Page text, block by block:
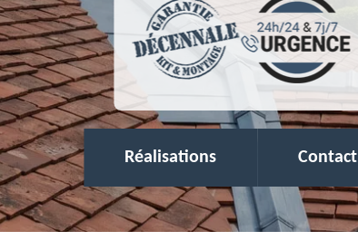
Réalisations Contact